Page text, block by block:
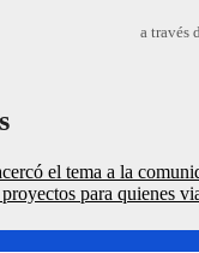
a través
el tema a la
para quienes